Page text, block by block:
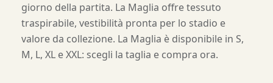
giorno della partita. La Maglia offre tessuto
traspirabile, vestibilità pronta per lo stadio e
valore da collezione. La Maglia è disponibile in S,
M, L, XL e XXL: scegli la taglia e compra ora.